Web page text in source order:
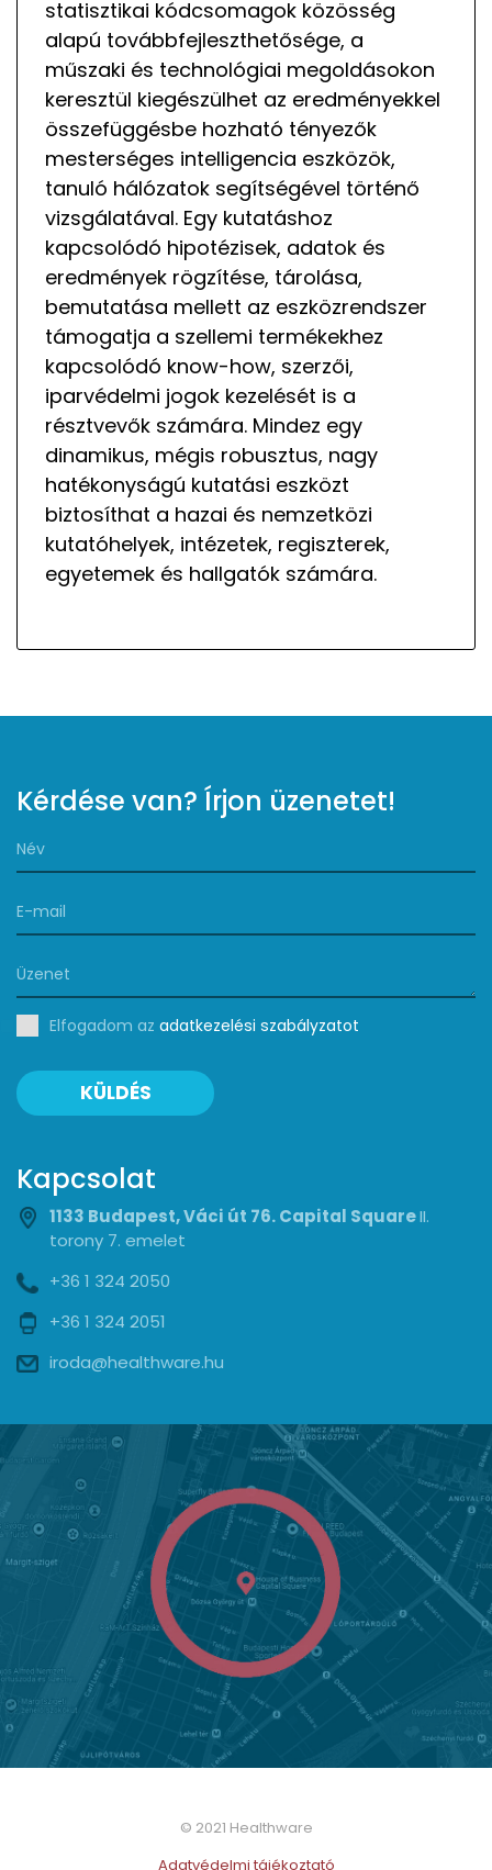
statisztikai kódcsomagok közösség
alapú továbbfejleszthetősége, a
műszaki és technológiai megoldásokon
keresztül kiegészülhet az eredményekkel
összefüggésbe hozható tényezők
mesterséges intelligencia eszközök,
tanuló hálózatok segítségével történő
vizsgálatával. Egy kutatáshoz
kapcsolódó hipotézisek, adatok és
eredmények rögzítése, tárolása,
bemutatása mellett az eszközrendszer
támogatja a szellemi termékekhez
kapcsolódó know-how, szerzői,
iparvédelmi jogok kezelését is a
résztvevők számára. Mindez egy
dinamikus, mégis robusztus, nagy
hatékonyságú kutatási eszközt
biztosíthat a hazai és nemzetközi
kutatóhelyek, intézetek, regiszterek,
egyetemek és hallgatók számára.
Kérdése van? Írjon üzenetet!
Elfogadom az adatkezelési szabályzatot
KÜLDÉS
Kapcsolat
1133 Budapest, Váci út 76. Capital SquareII.
torony 7. emelet
+36 1 324 2050
+36 1 324 2051
iroda@healthware.hu
© 2021 Healthware
Adatvédelmi tájékoztató